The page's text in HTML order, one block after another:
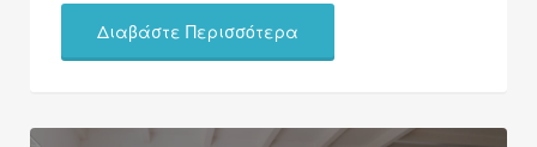
Διαβάστε Περισσότερα